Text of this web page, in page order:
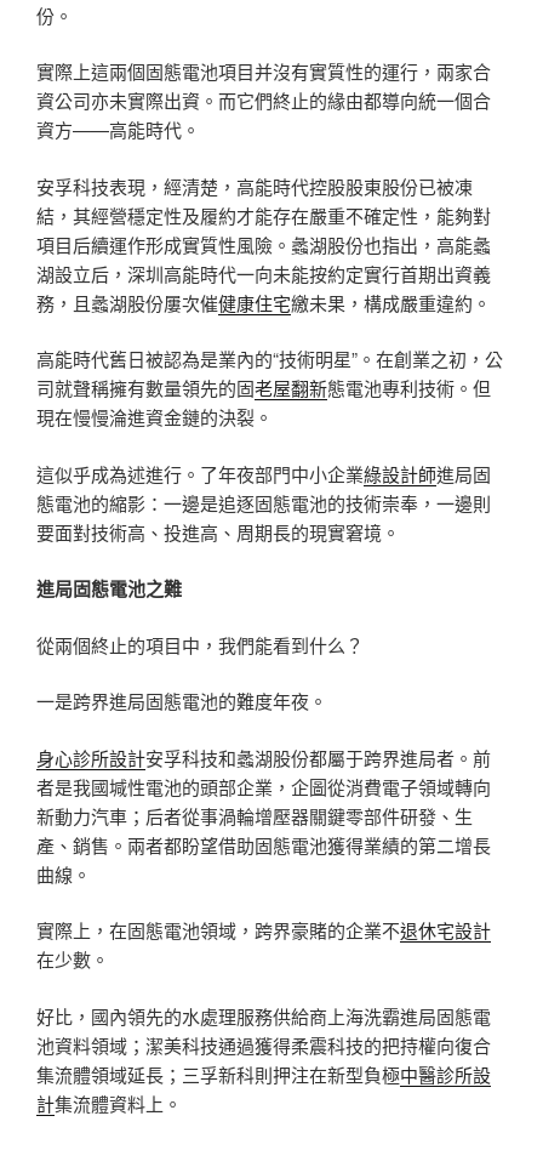
份。
實際上這兩個固態電池項目并沒有實質性的運行，兩家合
資公司亦未實際出資。而它們終止的緣由都導向統一個合
資方——高能時代。
安孚科技表現，經清楚，高能時代控股股東股份已被凍
結，其經營穩定性及履約才能存在嚴重不確定性，能夠對
項目后續運作形成實質性風險。蠡湖股份也指出，高能蠡
湖設立后，深圳高能時代一向未能按約定實行首期出資義
務，且蠡湖股份屢次催健康住宅繳未果，構成嚴重違約。
高能時代舊日被認為是業內的“技術明星”。在創業之初，公
司就聲稱擁有數量領先的固老屋翻新態電池專利技術。但
現在慢慢淪進資金鏈的決裂。
這似乎成為述進行。了年夜部門中小企業綠設計師進局固
態電池的縮影：一邊是追逐固態電池的技術崇奉，一邊則
要面對技術高、投進高、周期長的現實窘境。
進局固態電池之難
從兩個終止的項目中，我們能看到什么？
一是跨界進局固態電池的難度年夜。
身心診所設計安孚科技和蠡湖股份都屬于跨界進局者。前
者是我國堿性電池的頭部企業，企圖從消費電子領域轉向
新動力汽車；后者從事渦輪增壓器關鍵零部件研發、生
產、銷售。兩者都盼望借助固態電池獲得業績的第二增長
曲線。
實際上，在固態電池領域，跨界豪賭的企業不退休宅設計
在少數。
好比，國內領先的水處理服務供給商上海洗霸進局固態電
池資料領域；潔美科技通過獲得柔震科技的把持權向復合
集流體領域延長；三孚新科則押注在新型負極中醫診所設
計集流體資料上。